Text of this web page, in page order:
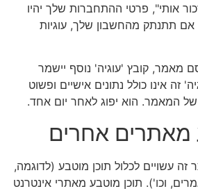
אותי", פרטי ההתחברות שלך יהיו
תתנתק מהחשבון שלך, עוגיות
מאמר, קובץ 'עוגיה' נוסף יישמר
זה אינו כולל נתונים אישיים ופשוט
המאמר. הוא יפוג לאחר יום אחד.
מאתרים אחרים
עשויים לכלול תוכן מוטבע (לדוגמה,
וכו'). תוכן מוטבע מאתרי אינטרנט